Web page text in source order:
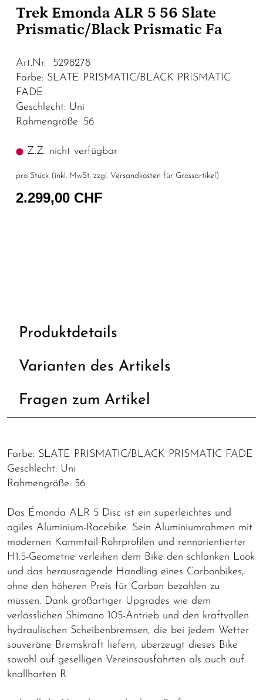
Trek Emonda ALR 5 56 Slate
Prismatic/Black Prismatic Fa
Art.Nr. 5298278
Farbe: SLATE PRISMATIC/BLACK PRISMATIC
FADE
Geschlecht: Uni
Rahmengröße: 56
Z.Z. nicht verfügbar
pro Stück (inkl. MwSt. zzgl. Versandkosten für Grossartikel )
2.299,00 CHF
Produktdetails
Varianten des Artikels
Fragen zum Artikel
Farbe: SLATE PRISMATIC/BLACK PRISMATIC FADE
Geschlecht: Uni
Rahmengröße: 56
Das Émonda ALR 5 Disc ist ein superleichtes und
agiles Aluminium-Racebike. Sein Aluminiumrahmen mit
modernen Kammtail-Rohrprofilen und rennorientierter
H1.5-Geometrie verleihen dem Bike den schlanken Look
und das herausragende Handling eines Carbonbikes,
ohne den höheren Preis für Carbon bezahlen zu
müssen. Dank großartiger Upgrades wie dem
verlässlichen Shimano 105-Antrieb und den kraftvollen
hydraulischen Scheibenbremsen, die bei jedem Wetter
souveräne Bremskraft liefern, überzeugt dieses Bike
sowohl auf geselligen Vereinsausfahrten als auch auf
knallharten R